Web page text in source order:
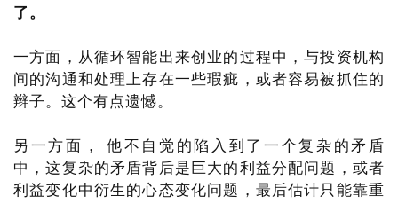
了。
一方面，从循环智能出来创业的过程中，与投资机构
间的沟通和处理上存在一些瑕疵，或者容易被抓住的
辫子。这个有点遗憾。
另一方面， 他不自觉的陷入到了一个复杂的矛盾
中，这复杂的矛盾背后是巨大的利益分配问题，或者
利益变化中衍生的心态变化问题，最后估计只能靠重